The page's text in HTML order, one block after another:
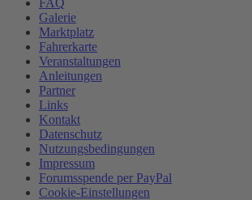
Galerie
Marktplatz
Fahrerkarte
Veranstaltungen
Anleitungen
Partner
Links
Kontakt
Datenschutz
Nutzungsbedingungen
Impressum
Forumsspende per PayPal
Cookie-Einstellungen